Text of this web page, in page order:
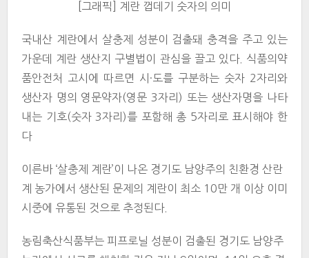
[그래픽] 계란 껍데기 숫자의 의미
국내산 계란에서 살충제 성분이 검출돼 충격을 주고 있는
가운데 계란 생산지 구별법이 관심을 끌고 있다. 식품의약
품안전처 고시에 따르면 시·도를 구분하는 숫자 2자리와
생산자 명의 영문약자(영문 3자리) 또는 생산자명을 나타
내는 기호(숫자 3자리)를 포함해 총 5자리로 표시해야 한
다
이른바 ‘살충제 계란’이 나온 경기도 남양주의 친환경 산란
계 농가에서 생산된 문제의 계란이 최소 10만 개 이상 이미
시중에 유통된 것으로 추정된다.
농림축산식품부는 피프로닐 성분이 검출된 경기도 남양주